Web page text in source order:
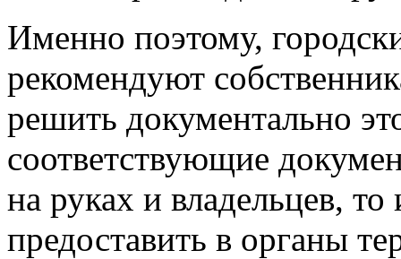
Именно поэтому,
рекомендуют
решить документально
соответствующие
на руках и владельцев,
предоставить в органы